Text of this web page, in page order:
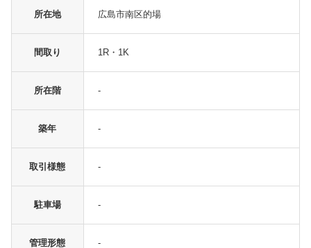
所在地 広島市南区的場
間取り 1R・1K
所在階 -
築年 -
取引様態 -
駐車場 -
管理形態 -